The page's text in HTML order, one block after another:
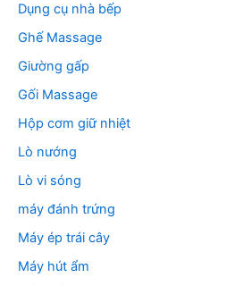
Dụng cụ nhà bếp
Ghế Massage
Giường gấp
Gối Massage
Hộp cơm giữ nhiệt
Lò nướng
Lò vi sóng
máy đánh trứng
Máy ép trái cây
Máy hút ẩm